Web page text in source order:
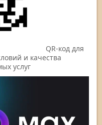
QR-код для
и качества
услуг